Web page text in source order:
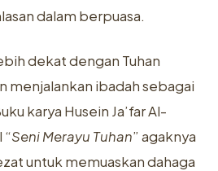
dalam berpuasa.
dekat dengan Tuhan
menjalankan ibadah sebagai
karya Husein Ja’far Al-
“Seni Merayu Tuhan” agaknya
untuk memuaskan dahaga